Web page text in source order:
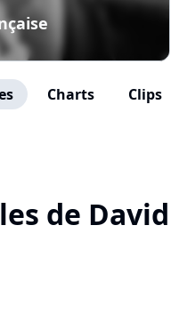
Charts Clips
de David